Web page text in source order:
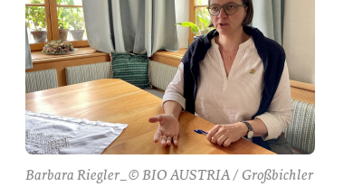
Barbara Riegler_© BIO AUSTRIA / Großbichler